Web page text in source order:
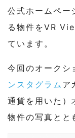
公式ホームペー
る物件をVR
ています。
今回のオークシ
ンスタグラム ア
通貨を用いた）
物件の写真とと